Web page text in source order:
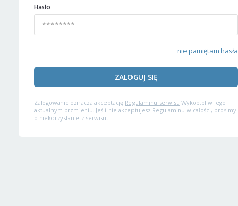
Hasło
nie pamiętam hasła
ZALOGUJ SIĘ
Zalogowanie oznacza akceptację Regulaminu serwisu Wykop.pl w jego
aktualnym brzmieniu. Jeśli nie akceptujesz Regulaminu w całości, prosimy
o niekorzystanie z serwisu.